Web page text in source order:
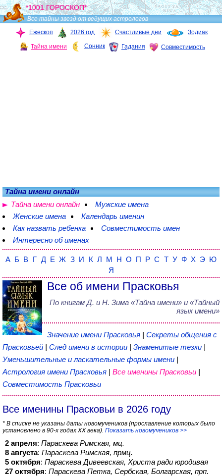
*1001 ГОРОСКОП*
Все тайны звезд от ведущих астрологов
Ежескоп
2026 год Счастливые дни Зодиак
Тайна имени Сонник Гадания Совместимость
Тайна имени онлайн
Тайна имени онлайн
Мужские имена
Женские имена
Календарь именин
Как назвать ребенка
Совместимость имен
Интересно об именах
А Б В Г Д Е Ж З И К Л М Н О П Р С Т У Ф Х Э Ю
Я
Все об имени Прасковья
По книгам Д. и Н. Зима «Тайна имени» и «Тайный
язык имени»
Значение имени Прасковья | Секреты общения с
Прасковьей | След имени в истории | Знаменитые тезки |
Уменьшительные и ласкательные формы имени |
Астрология имени Прасковья | Все именины Прасковьи |
Совместимость Прасковьи
Все именины Прасковьи в 2026 году
* В списке не указаны даты новомучеников (прославление которых было
установлено в 90-х годах XX века). Показать новомучеников >>
2 апреля: Параскева Римская, мц.
8 августа: Параскева Римская, прмц.
5 октября: Параскева Дивеевская, Христа ради юродивая
27 октября: Параскева Петка, Сербская, Болгарская, прп.